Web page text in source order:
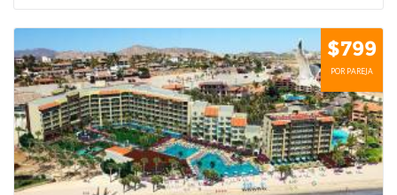
$799
POR PAREJA